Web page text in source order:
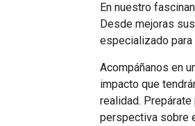
En nuestro
Desde mejoras
especializado
Acompáñanos en
impacto que
realidad.
perspectiva sobre